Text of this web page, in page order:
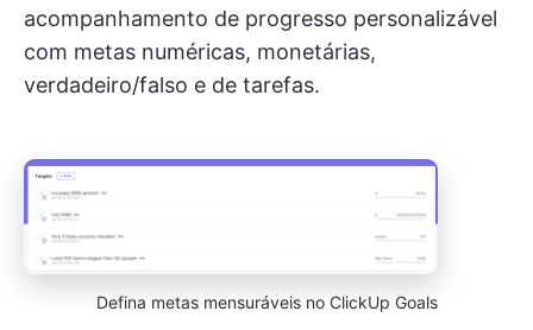
acompanhamento de progresso personalizável
com metas numéricas, monetárias,
verdadeiro/falso e de tarefas.
Defina metas mensuráveis no ClickUp Goals